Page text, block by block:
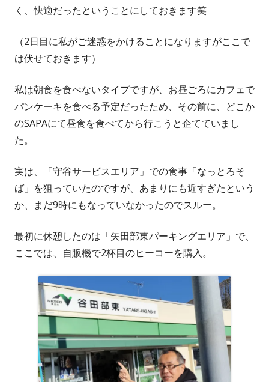
く、快適だったということにしておきます笑
（2日目に私がご迷惑をかけることになりますがここで
は伏せておきます）
私は朝食を食べないタイプですが、お昼ごろにカフェで
パンケーキを食べる予定だったため、その前に、どこか
のSAPAにて昼食を食べてから行こうと企てていまし
た。
実は、「守谷サービスエリア」での食事「なっとろそ
ば」を狙っていたのですが、あまりにも近すぎたという
か、まだ9時にもなっていなかったのでスルー。
最初に休憩したのは「矢田部東パーキングエリア」で、
ここでは、自販機で2杯目のヒーコーを購入。